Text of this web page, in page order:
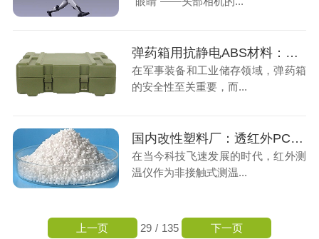
弹药箱用抗静电ABS材料：安全与性能的完美结合
在军事装备和工业储存领域，弹药箱
的安全性至关重要，而...
国内改性塑料厂：透红外PC材料为您提供可靠的光学窗口解决方案
在当今科技飞速发展的时代，红外测
温仪作为非接触式测温...
29 / 135
上一页 下一页